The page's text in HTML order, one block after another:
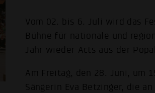
Vom 02. bis 6. Juli wird das
Bühne für nationale und
Jahr wieder Acts aus der
Am Freitag, den 28. Juni, um
Sängerin Eva Betzinger, die